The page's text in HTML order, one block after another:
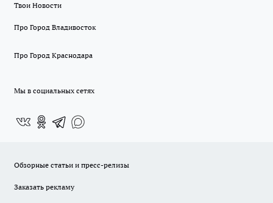
Твои Новости
Про Город Владивосток
Про Город Краснодара
Мы в социальных сетях
Обзорные статьи и пресс-релизы
Заказать рекламу